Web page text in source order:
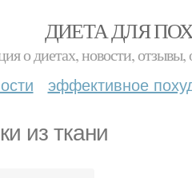
ДИЕТА ДЛЯ
о диетах, новости,
эффективное
из ткани